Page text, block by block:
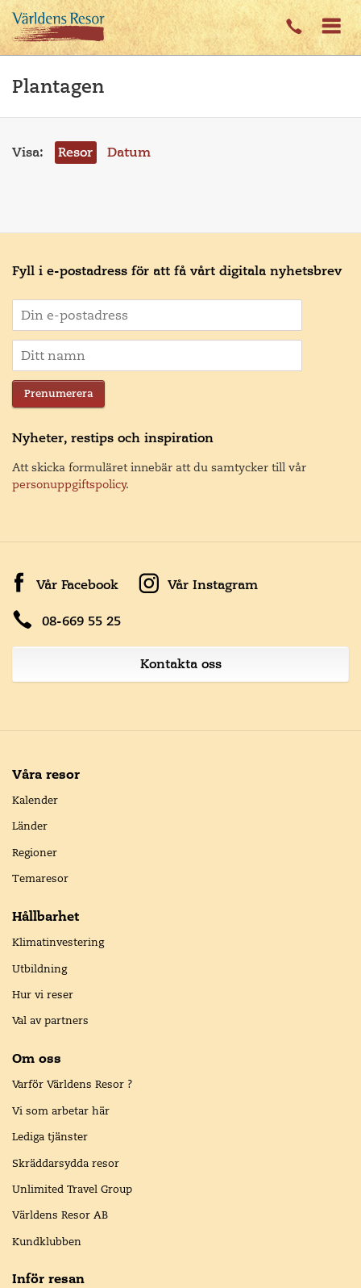
Plantagen
Visa: Resor Datum
Fyll i e-postadress för att få vårt digitala nyhetsbrev
Prenumerera
Nyheter, restips och inspiration
Att skicka formuläret innebär att du samtycker till vår
personuppgiftspolicy.
Vår Facebook Vår Instagram
08-669 55 25
Kontakta oss
Våra resor
Kalender
Länder
Regioner
Temaresor
Hållbarhet
Klimatinvestering
Utbildning
Hur vi reser
Val av partners
Om oss
Varför Världens Resor ?
Vi som arbetar här
Lediga tjänster
Skräddarsydda resor
Unlimited Travel Group
Världens Resor AB
Kundklubben
Inför resan